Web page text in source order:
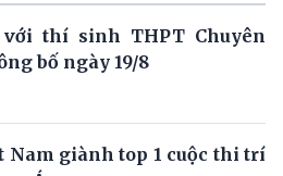
thí sinh THPT Chuyên
bố ngày 19/8
giành top 1 cuộc thi trí